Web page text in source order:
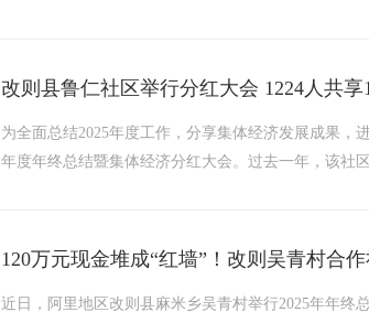
改则县鲁仁社区举行分红大会 1224人共享
为全面总结2025年度工作，分享集体经济发展成果，
年度年终总结暨集体经济分红大会。过去一年，该社
120万元现金堆成“红墙”！改则吴青村合
近日，阿里地区改则县麻米乡吴青村举行2025年年终